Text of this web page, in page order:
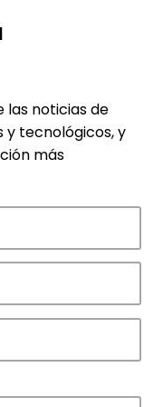
impulsan la
APTE.
las noticias de
y tecnológicos, y
más